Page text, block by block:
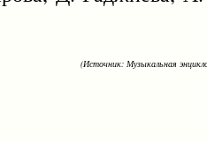
(Источник: Музыкальная